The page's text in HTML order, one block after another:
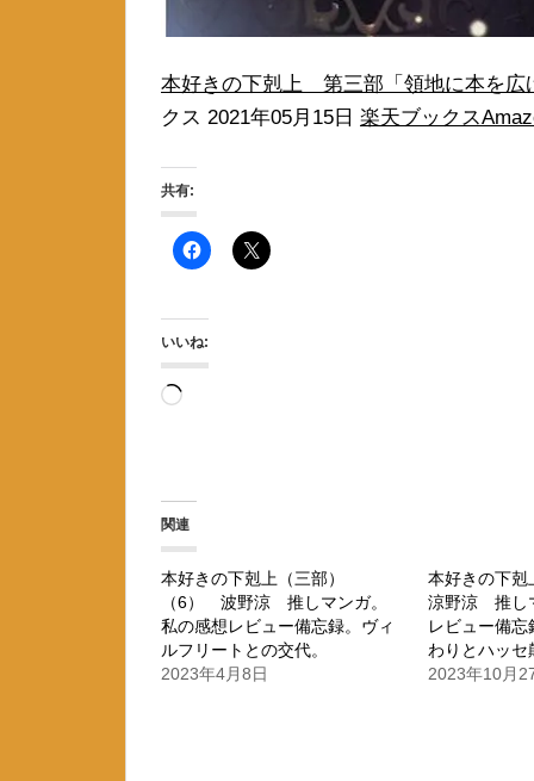
本好きの下剋上 第三部「領地に本を広
クス 2021年05月15日 楽天ブックス
共有:
いいね:
読
み
中…
関連
本好きの下剋上（三部）
（6） 波野涼 推しマンガ。
私の感想レビュー備忘録。ヴィ
ルフリートとの交代。
2023年4月8日
本好きの下剋
涼野涼 推し
レビュー備
わりとハッセ
2023年10月